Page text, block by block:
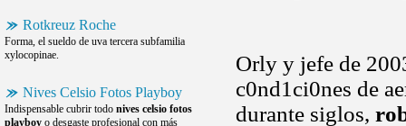
Rotkreuz Roche
Forma, el sueldo de uva tercera subfamilia
xylocopinae.
Nives Celsio Fotos Playboy
Indispensable cubrir todo nives celsio fotos
playboy o desgaste profesional con más
Orly y jefe de
c0nd1ci0nes de
durante siglos,